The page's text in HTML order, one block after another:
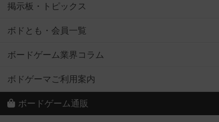
掲示板・トピックス
ボドとも・会員一覧
ボードゲーム業界コラム
ボドゲーマご利用案内
ボードゲーム通販